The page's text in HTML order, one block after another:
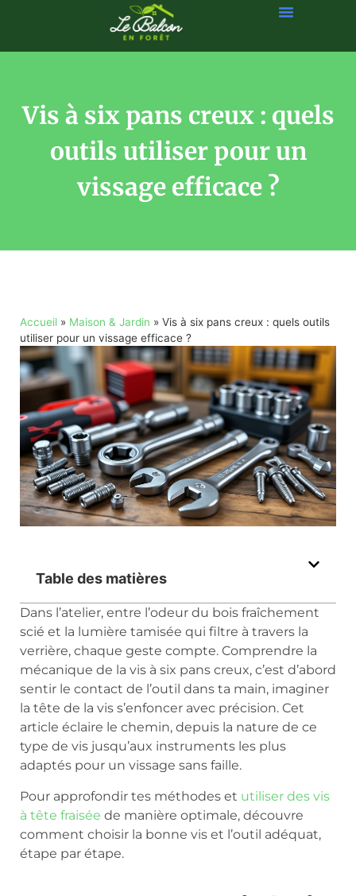
Vis à six pans creux : quels
outils utiliser pour un
vissage efficace ?
Accueil » Maison & Jardin » Vis à six pans creux : quels outils
utiliser pour un vissage efficace ?
Table des matières
Dans l’atelier, entre l’odeur du bois fraîchement
scié et la lumière tamisée qui filtre à travers la
verrière, chaque geste compte. Comprendre la
mécanique de la vis à six pans creux, c’est d’abord
sentir le contact de l’outil dans ta main, imaginer
la tête de la vis s’enfoncer avec précision. Cet
article éclaire le chemin, depuis la nature de ce
type de vis jusqu’aux instruments les plus
adaptés pour un vissage sans faille.
Pour approfondir tes méthodes et utiliser des vis
à tête fraisée de manière optimale, découvre
comment choisir la bonne vis et l’outil adéquat,
étape par étape.